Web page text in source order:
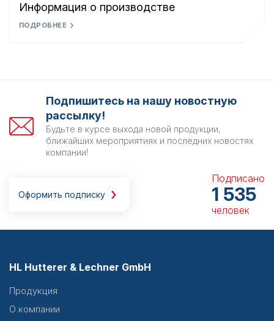
Информация о производстве
ПОДРОБНЕЕ
Подпишитесь на нашу новостную
рассылку!
Будьте в курсе выхода новой продукции,
ближайших мероприятиях и последних новостях
компании!
Оформить подписку
Подписано
1 535
человек
HL Hutterer & Lechner GmbH
Продукция
О компании